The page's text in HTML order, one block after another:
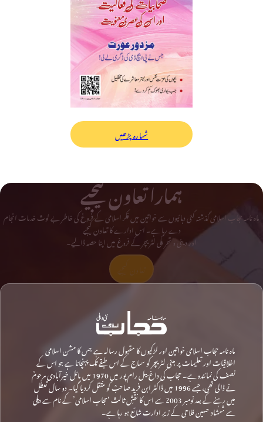
شمارہ پڑھیں
ہمارا تعاون کیجیے
ماہ نامہ حجاب اسلامی گذشتہ کئی دہائیوں سے خواتین میں فکر اسلامی کے فروغ کی خاطر بے لوث خدمات انجام
دے رہا ہے۔ اس ادارے کا تعاون کیجیے
اور دینی و تحریکی لٹریچر کے فروغ میں اپنا حصہ ڈالیے۔
ماہ نامہ حجاب اسلامی خواتین اور لڑکیوں کا مقبول رسالہ ہے جس کا مشن اسلامی
اخلاقیات اور تعلیمات پر مبنی لٹریچر کو سماج کے اس طبقے تک پہنچانا ہے جو اس کے
نصف کی نمائندہ ہے۔ حجاب کی داغ بیل رام پور میں 1970 میں مائل خیرآبادی مرحومؒ
نے ڈالی تھی، جسے 1996 میں ڈاکٹر ابن فرید صاحبؒ کو منتقل کردیا گیا۔ دو سال تعطل
میں رہنے کے بعد نومبر 2003 سے اس کا نقشِ ثالث ‘حجاب اسلامی’ کے نام سے دہلی
سے شمشاد حسین فلاحی کے زیرِ ادارت شائع ہو رہا ہے۔